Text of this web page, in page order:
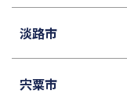
淡路市
宍粟市